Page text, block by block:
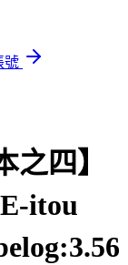
號
之四】
itou